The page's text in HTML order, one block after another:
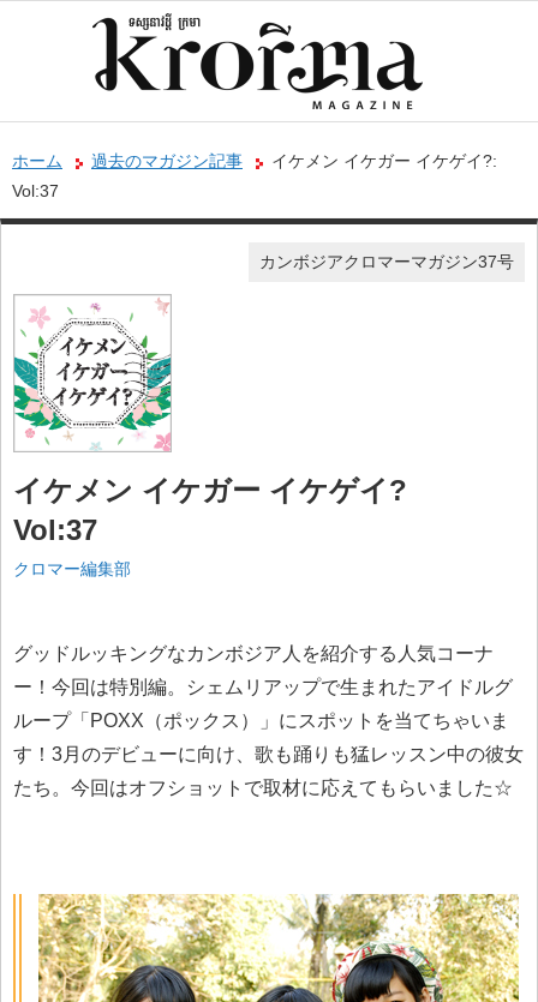
ホーム 過去のマガジン記事
イケメン イケガー イケゲイ?:
Vol:37
カンボジアクロマーマガジン37号
イケメン イケガー イケゲイ?
Vol:37
クロマー編集部
グッドルッキングなカンボジア人を紹介する人気コーナ
ー！今回は特別編。シェムリアップで生まれたアイドルグ
ループ「POXX（ポックス）」にスポットを当てちゃいま
す！3月のデビューに向け、歌も踊りも猛レッスン中の彼女
たち。今回はオフショットで取材に応えてもらいました☆